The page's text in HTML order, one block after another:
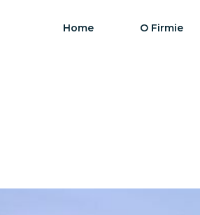
Home O Firmie